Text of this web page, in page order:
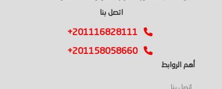
اتصل بنا
+201116828111
+201158058660
أهم الروابط
اتصل بنا